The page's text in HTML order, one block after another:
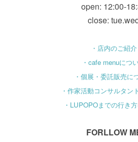
open: 12:00-
close:
・店内のご紹介
・cafe menuにつ
・個展・委託販売に
・作家活動コンサルタン
・LUPOPOまでの行き
FORLLOW